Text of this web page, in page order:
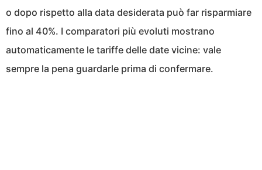
o dopo rispetto alla data desiderata può far risparmiare
fino al 40%. I comparatori più evoluti mostrano
automaticamente le tariffe delle date vicine: vale
sempre la pena guardarle prima di confermare.